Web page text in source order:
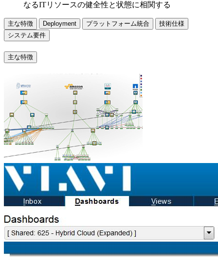
なるITリソースの健全性と状態に相関する
主な特徴 Deployment プラットフォーム統合
技術仕様
システム要件
主な特徴